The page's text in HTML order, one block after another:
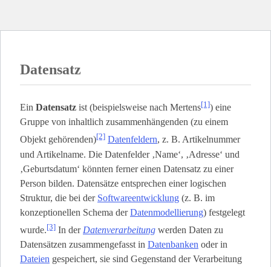
Datensatz
Ein Datensatz ist (beispielsweise nach Mertens[1]) eine
Gruppe von inhaltlich zusammenhängenden (zu einem
Objekt gehörenden)[2] Datenfeldern, z. B. Artikelnummer
und Artikelname. Die Datenfelder ‚Name‘, ‚Adresse‘ und
‚Geburtsdatum‘ könnten ferner einen Datensatz zu einer
Person bilden. Datensätze entsprechen einer logischen
Struktur, die bei der Softwareentwicklung (z. B. im
konzeptionellen Schema derDatenmodellierung) festgelegt
wurde.[3] In der Datenverarbeitung werden Daten zu
Datensätzen zusammengefasst in Datenbanken oder in
Dateien gespeichert, sie sind Gegenstand der Verarbeitung